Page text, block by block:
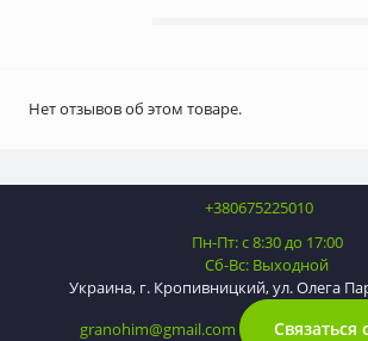
Нет отзывов об этом товаре.
+380675225010
Пн-Пт: с 8:30 до 17:00
Сб-Вс: Выходной
Украина, г. Кропивницкий, ул. Олега
granohim@gmail.com
Связаться